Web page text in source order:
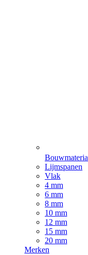
Lijmspanen
Vlak
4 mm
6 mm
8 mm
10 mm
12 mm
15 mm
20 mm
Merken